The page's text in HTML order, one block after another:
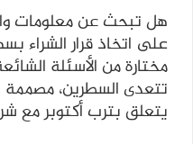
هل تبحث عن معلومات
على اتخاذ قرار الشراء
مختارة من الأسئلة
تتعدى السطرين،
يتعلق بترب أكتوبر مع